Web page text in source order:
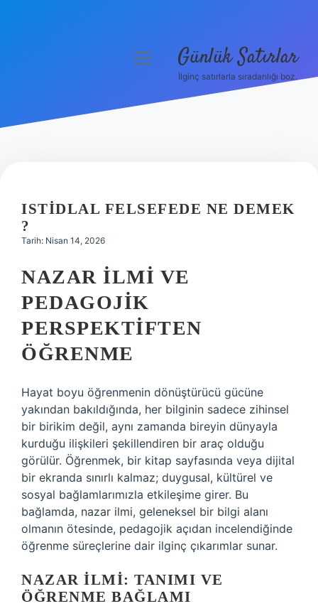
Hakkımızda
menüyü Günlük Satırlar
İlginç satırlarla sıradanlığı boz.
ISTIDLAL FELSEFEDE NE DEMEK
?
Tarih: Nisan 14, 2026
NAZAR İLMI VE
PEDAGOJIK
PERSPEKTIFTEN
ÖĞRENME
Hayat boyu öğrenmenin dönüştürücü gücüne
yakından bakıldığında, her bilginin sadece zihinsel
bir birikim değil, aynı zamanda bireyin dünyayla
kurduğu ilişkileri şekillendiren bir araç olduğu
görülür. Öğrenmek, bir kitap sayfasında veya dijital
bir ekranda sınırlı kalmaz; duygusal, kültürel ve
sosyal bağlamlarımızla etkileşime girer. Bu
bağlamda, nazar ilmi, geleneksel bir bilgi alanı
olmanın ötesinde, pedagojik açıdan incelendiğinde
öğrenme süreçlerine dair ilginç çıkarımlar sunar.
NAZAR İLMI: TANIMI VE
ÖĞRENME BAĞLAMI